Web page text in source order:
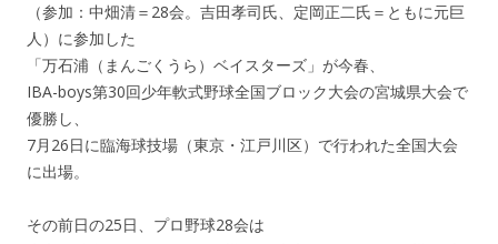
（参加：中畑清＝28会。吉田孝司氏、定岡正二氏＝ともに元巨
人）に参加した
「万石浦（まんごくうら）ベイスターズ」が今春、
IBA-boys第30回少年軟式野球全国ブロック大会の宮城県大会で
優勝し、
7月26日に臨海球技場（東京・江戸川区）で行われた全国大会
に出場。
その前日の25日、プロ野球28会は